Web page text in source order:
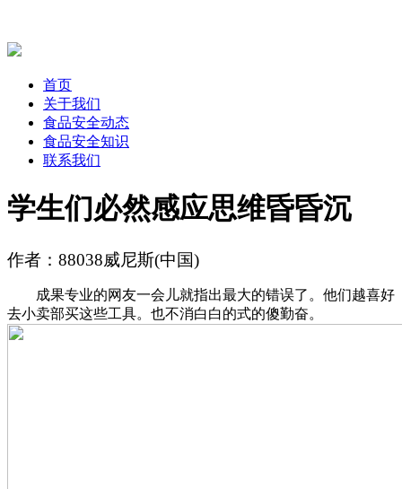
首页
关于我们
食品安全动态
食品安全知识
联系我们
学生们必然感应思维昏昏沉
作者：88038威尼斯(中国)
成果专业的网友一会儿就指出最大的错误了。他们越喜好
去小卖部买这些工具。也不消白白的式的傻勤奋。